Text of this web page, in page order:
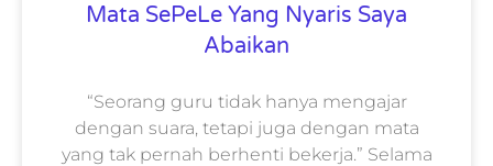
Mata SePeLe Yang Nyaris Saya
Abaikan
“Seorang guru tidak hanya mengajar
dengan suara, tetapi juga dengan mata
yang tak pernah berhenti bekerja.” Selama